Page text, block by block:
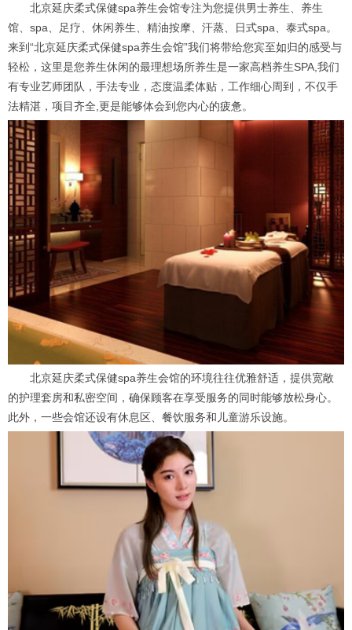
北京延庆柔式保健spa养生会馆专注为您提供男士养生、养生
馆、spa、足疗、休闲养生、精油按摩、汗蒸、日式spa、泰式spa。
来到“北京延庆柔式保健spa养生会馆”我们将带给您宾至如归的感受与
轻松，这里是您养生休闲的最理想场所养生是一家高档养生SPA,我们
有专业艺师团队，手法专业，态度温柔体贴，工作细心周到，不仅手
法精湛，项目齐全,更是能够体会到您内心的疲惫。
北京延庆柔式保健spa养生会馆的环境往往优雅舒适，提供宽敞
的护理套房和私密空间，确保顾客在享受服务的同时能够放松身心。
此外，一些会馆还设有休息区、餐饮服务和儿童游乐设施。